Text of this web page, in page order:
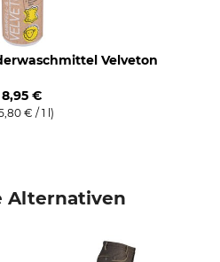
ganzjährig
Farbe
braun
Velveton
8,95 €
€ / 1 l)
Alternativen